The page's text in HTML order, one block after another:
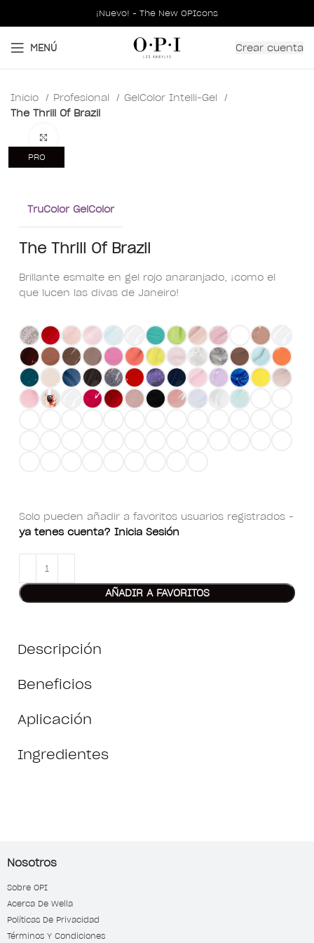
¡Nuevo! - The New OPIcons
MENÚ Crear cuenta
Inicio Profesional
GelColor Intelli-Gel
The Thrill Of Brazil
PRO
TruColor GelColor
The Thrill Of Brazil
Brillante esmalte en gel rojo anaranjado, ¡como el
que lucen las divas de Janeiro!
Solo pueden añadir a favoritos usuarios registrados -
ya tenes cuenta? Inicia Sesión
AÑADIR A FAVORITOS
Descripción
Beneficios
Aplicación
Ingredientes
Nosotros
Sobre OPI
Acerca De Wella
Políticas De Privacidad
Términos Y Condiciones